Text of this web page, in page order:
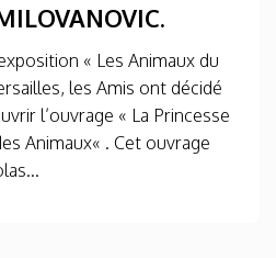
« Les Animaux du
les Amis ont décidé
l’ouvrage « La Princesse
Animaux« . Cet ouvrage